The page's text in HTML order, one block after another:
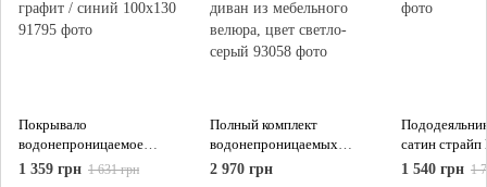
Покрывало
водонепроницаемое
двустороннее стёганое
1 359 грн 1 631 грн
Полный комплект
водонепроницаемых
накидок на двухместный
2 970 грн
сатин
143х210
1 540 грн 1